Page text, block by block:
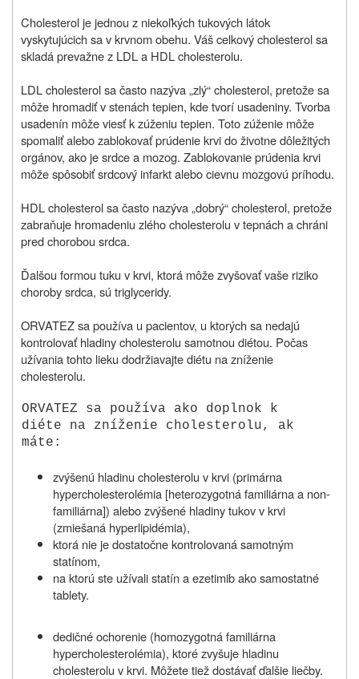
Cholesterol je jednou z niekoľkých tukových látok
vyskytujúcich sa v krvnom obehu. Váš celkový cholesterol sa
skladá prevažne z LDL a HDL cholesterolu.
LDL cholesterol sa často nazýva „zlý“ cholesterol, pretože sa
môže hromadiť v stenách tepien, kde tvorí usadeniny. Tvorba
usadenín môže viesť k zúženiu tepien. Toto zúženie môže
spomaliť alebo zablokovať prúdenie krvi do životne dôležitých
orgánov, ako je srdce a mozog. Zablokovanie prúdenia krvi
môže spôsobiť srdcový infarkt alebo cievnu mozgovú príhodu.
HDL cholesterol sa často nazýva „dobrý“ cholesterol, pretože
zabraňuje hromadeniu zlého cholesterolu v tepnách a chráni
pred chorobou srdca.
Ďalšou formou tuku v krvi, ktorá môže zvyšovať vaše riziko
choroby srdca, sú triglyceridy.
ORVATEZ sa používa u pacientov, u ktorých sa nedajú
kontrolovať hladiny cholesterolu samotnou diétou. Počas
užívania tohto lieku dodržiavajte diétu na zníženie
cholesterolu.
ORVATEZ sa používa ako doplnok k
diéte na zníženie cholesterolu, ak
máte:
zvýšenú hladinu cholesterolu v krvi (primárna
hypercholesterolémia [heterozygotná familiárna a non-
familiárna]) alebo zvýšené hladiny tukov v krvi
(zmiešaná hyperlipidémia),
ktorá nie je dostatočne kontrolovaná samotným
statínom,
na ktorú ste užívali statín a ezetimib ako samostatné
tablety.
dedičné ochorenie (homozygotná familiárna
hypercholesterolémia), ktoré zvyšuje hladinu
cholesterolu v krvi. Môžete tiež dostávať ďalšie liečby.